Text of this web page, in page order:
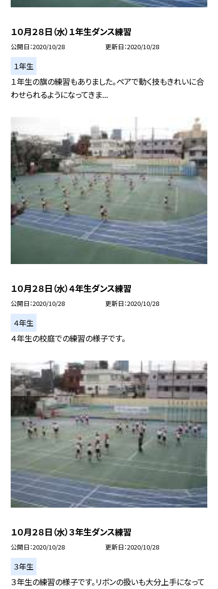
１０月２８日（水）１年生ダンス練習
公開日 2020/10/28 更新日 2020/10/28
１年生
１年生の旗の練習もありました。ペアで動く技もきれいに合
わせられるようになってきま...
１０月２８日（水）４年生ダンス練習
公開日 2020/10/28 更新日 2020/10/28
４年生
４年生の校庭での練習の様子です。
１０月２８日（水）３年生ダンス練習
公開日 2020/10/28 更新日 2020/10/28
３年生
３年生の練習の様子です。リボンの扱いも大分上手になって